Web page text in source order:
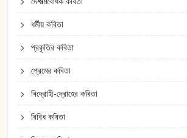
ধর্মীয় কবিতা
প্রকৃতির কবিতা
প্রেমের কবিতা
বিদ্রোহী-দ্রোহের কবিতা
বিবিধ কবিতা